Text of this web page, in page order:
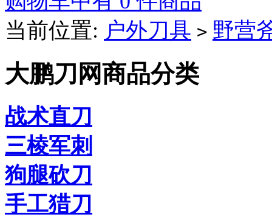
当前位置: 户外刀具 > 野营
大鹏刀网商品分类
战术直刀
三棱军刺
狗腿砍刀
手工猎刀